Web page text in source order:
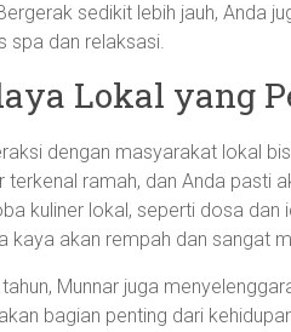
sedikit lebih jauh, Anda
spa dan relaksasi.
Lokal yang
dengan masyarakat lokal
terkenal ramah, dan Anda pasti
kuliner lokal, seperti dosa dan
kaya akan rempah dan sangat
Munnar juga
bagian penting dari